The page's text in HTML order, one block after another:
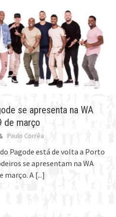
se apresenta na WA
de março
Paulo Corrêa
Pagode está de volta a Porto
se apresentam na WA
março. A [...]